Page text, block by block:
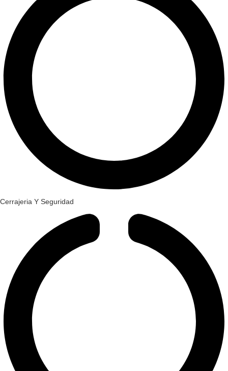
Cerrajeria Y Seguridad